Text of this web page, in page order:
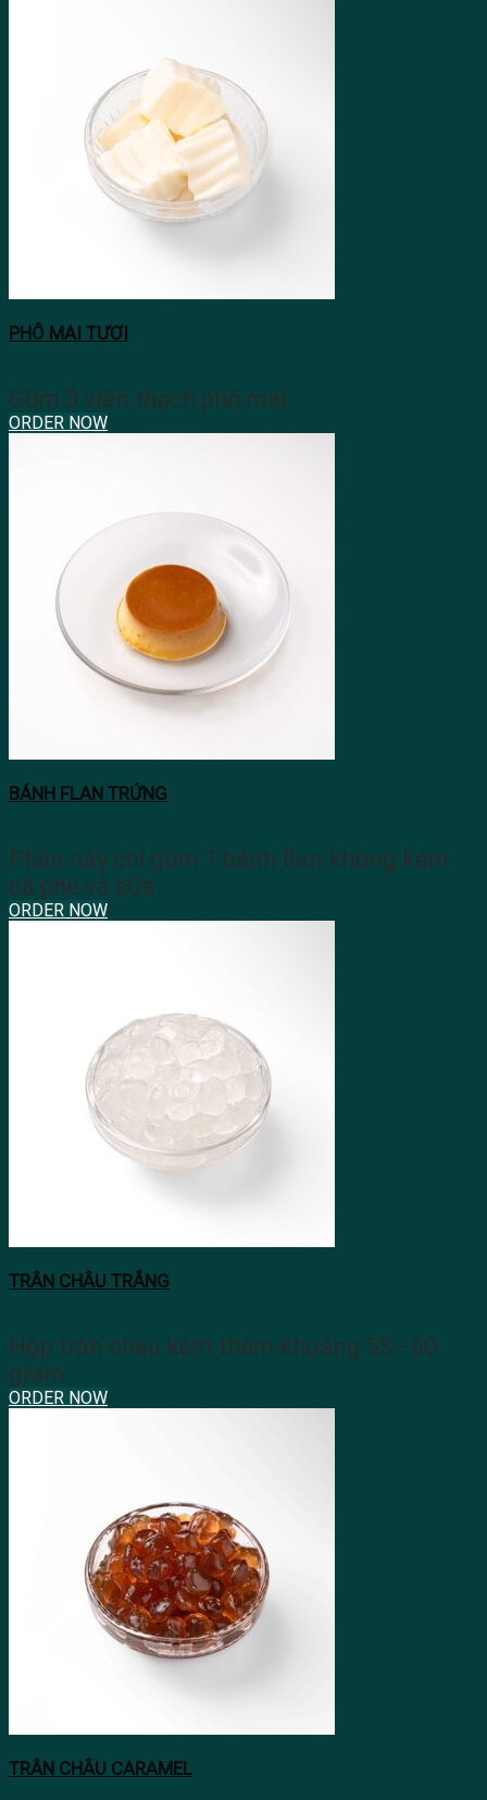
PHÔ MAI TƯƠI
Gồm 3 viên thạch phô mai
ORDER NOW
BÁNH FLAN TRỨNG
Phần này chỉ gồm 1 bánh flan không kèm
cà phê và sữa
ORDER NOW
TRÂN CHÂU TRẮNG
Hộp trân châu kèm thêm khoảng 55 - 60
gram
ORDER NOW
TRÂN CHÂU CARAMEL